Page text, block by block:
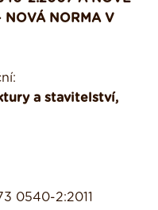
NOVÁ NORMA V
a stavitelství,
0540-2:2011